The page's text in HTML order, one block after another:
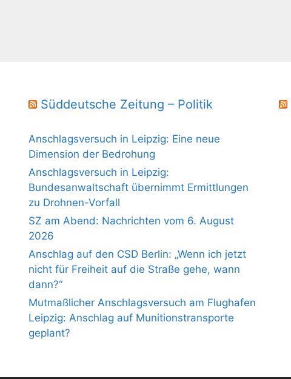
Süddeutsche Zeitung – Politik
Anschlagsversuch in Leipzig: Eine neue
Dimension der Bedrohung
Anschlagsversuch in Leipzig:
Bundesanwaltschaft übernimmt Ermittlungen
zu Drohnen-Vorfall
SZ am Abend: Nachrichten vom 6. August
2026
Anschlag auf den CSD Berlin: „Wenn ich jetzt
nicht für Freiheit auf die Straße gehe, wann
dann?“
Mutmaßlicher Anschlagsversuch am Flughafen
Leipzig: Anschlag auf Munitionstransporte
geplant?